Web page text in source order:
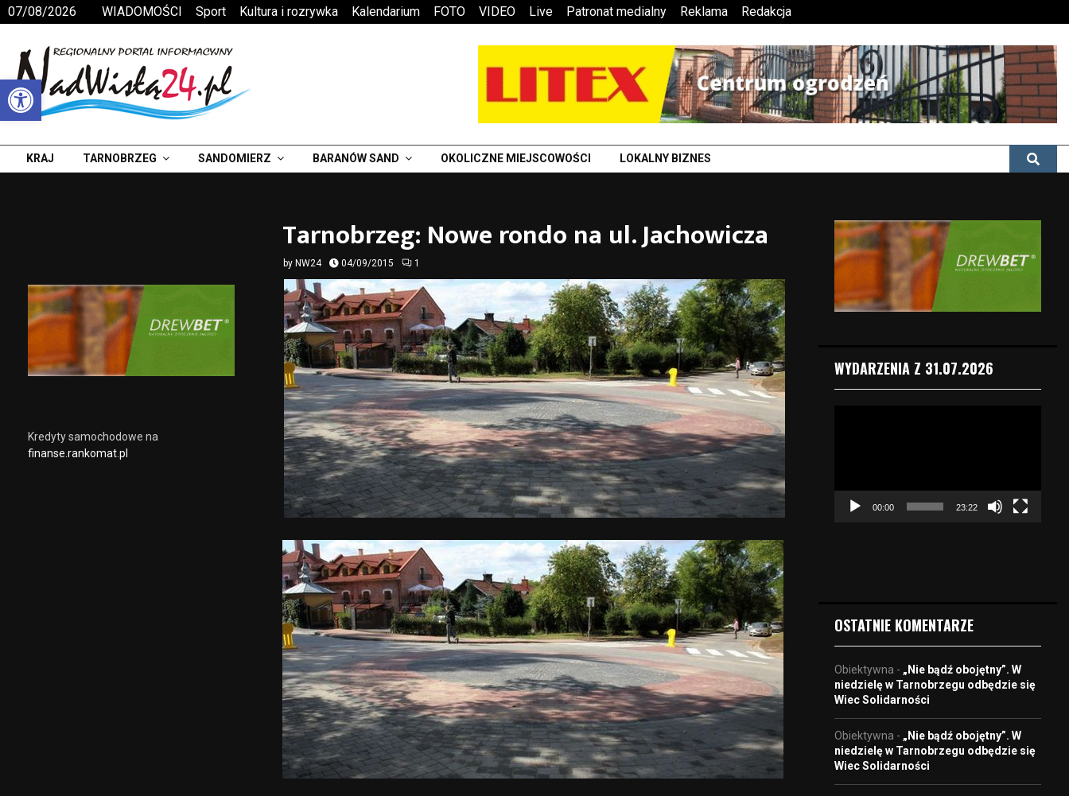
Otwórz pasek narzędzi
07/08/2026 WIADOMOŚCI Sport Kultura i rozrywka Kalendarium FOTO VIDEO Live Patronat medialny Reklama Redakcja
KRAJ TARNOBRZEG SANDOMIERZ BARANÓW SAND OKOLICZNE MIEJSCOWOŚCI LOKALNY BIZNES
Tarnobrzeg: Nowe rondo na ul. Jachowicza
by NW24 04/09/2015 1
Kredyty samochodowe na
finanse.rankomat.pl
WYDARZENIA Z 31.07.2026
e
o
00:00 23:22
OSTATNIE KOMENTARZE
Obiektywna - „Nie bądź obojętny”. W
niedzielę w Tarnobrzegu odbędzie się
Wiec Solidarności
Obiektywna - „Nie bądź obojętny”. W
niedzielę w Tarnobrzegu odbędzie się
Wiec Solidarności